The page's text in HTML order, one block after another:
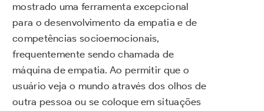
mostrado uma ferramenta excepcional
para o desenvolvimento da empatia e de
competências socioemocionais,
frequentemente sendo chamada de
máquina de empatia. Ao permitir que o
usuário veja o mundo através dos olhos de
outra pessoa ou se coloque em situações